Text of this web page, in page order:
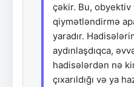
çəkir. Bu,
qiymətləndirmə
yaradır.
aydınlaşdıqca,
hadisələrdən nə
çıxarıldığı və ya